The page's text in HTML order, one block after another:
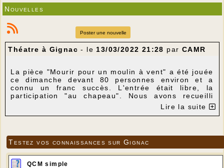
Nouvelles
Poster une nouvelle
Théatre à Gignac - le13/03/2022 21:28 par CAMR
La pièce "Mourir pour un moulin à vent" a été jouée
ce dimanche devant 80 personnes environ et a
connu un franc succès. L'entrée était libre, la
participation "au chapeau". Nous avons recueilli
613,40 €. Les comédiens et l'association ont été
d'accord pour donner cette somme pour l'Ukraine,
Nous remercions tous les donateurs.
Lire la suite
Testez vos connaissances sur Gignac
QCM simple